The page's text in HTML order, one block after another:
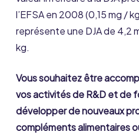
l’EFSA en 2008 (0,15 mg /
représente une DJA de 4,2
kg.
Vous souhaitez être
vos activités de R&D et de
développer de nouveaux
compléments alimentaires